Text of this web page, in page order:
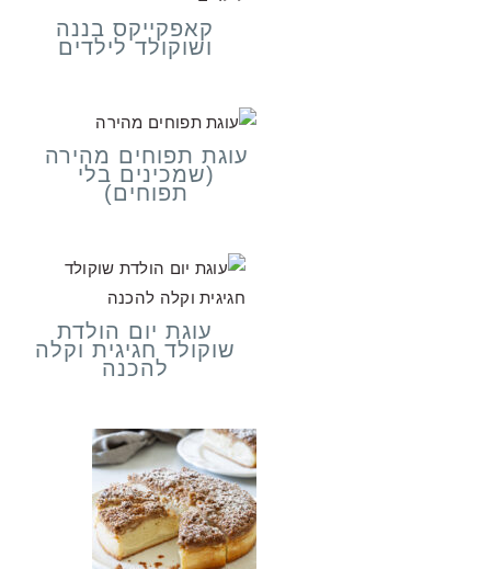
קאפקייקס בננה
ושוקולד לילדים
עוגת תפוחים מהירה
(שמכינים בלי
תפוחים)
עוגת יום הולדת
שוקולד חגיגית וקלה
להכנה